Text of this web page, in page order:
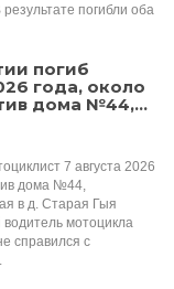
погибли оба
погиб
года, около
дома №44,...
7 августа 2026
дома №44,
в д. Старая Гыя
водитель мотоцикла
справился с